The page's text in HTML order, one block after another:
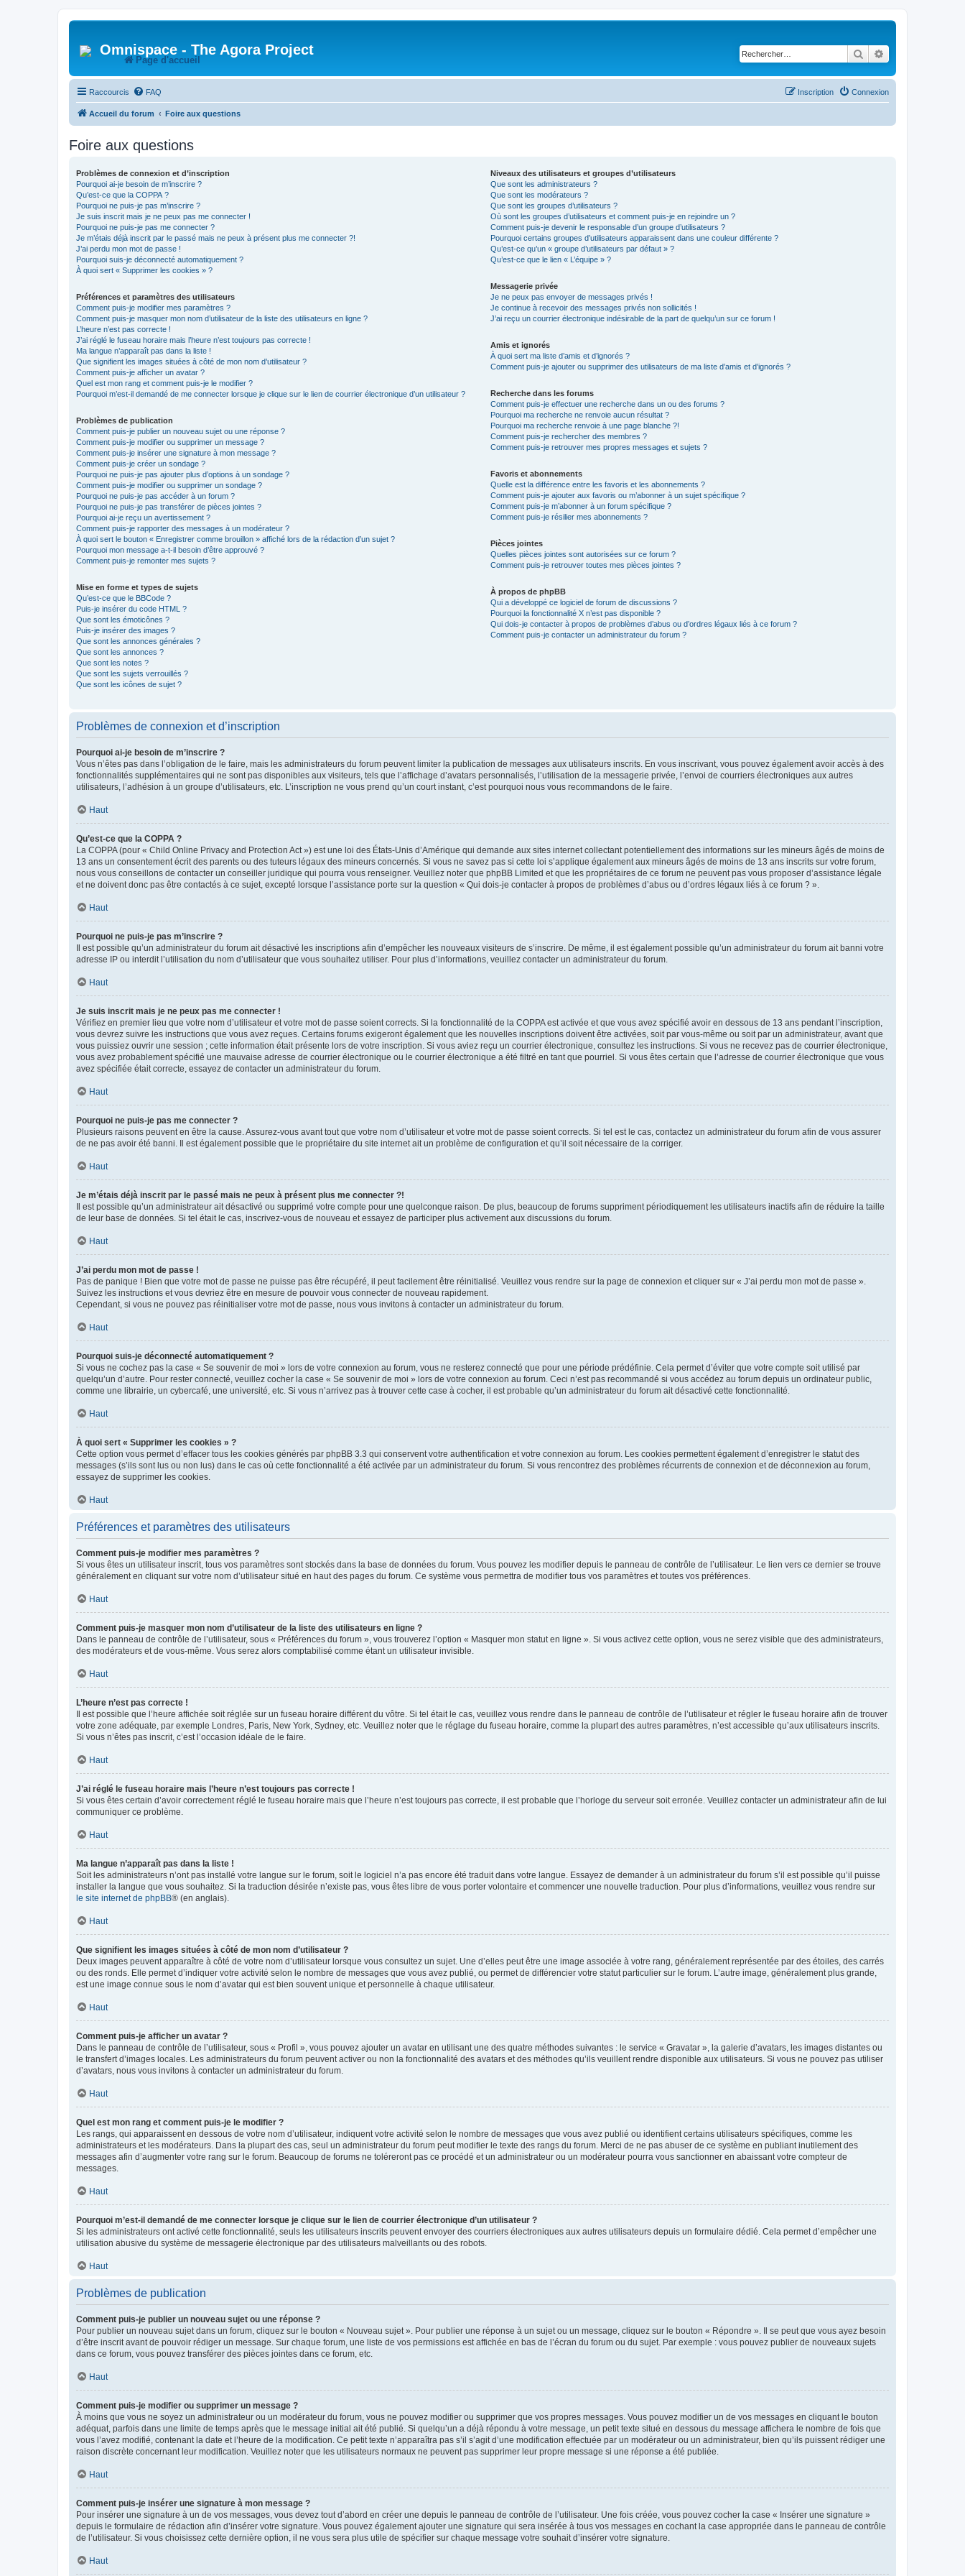
Omnispace - The Agora Project
Page d'accueil
Rechercher
Raccourcis FAQ Connexion
Inscription
Accueil du forum Foire aux questions
Foire aux questions
Problèmes de connexion et d’inscription
Pourquoi ai-je besoin de m’inscrire ?
Qu’est-ce que la COPPA ?
Pourquoi ne puis-je pas m’inscrire ?
Je suis inscrit mais je ne peux pas me connecter !
Pourquoi ne puis-je pas me connecter ?
Je m’étais déjà inscrit par le passé mais ne peux à présent plus me connecter ?!
J’ai perdu mon mot de passe !
Pourquoi suis-je déconnecté automatiquement ?
À quoi sert « Supprimer les cookies » ?
Préférences et paramètres des utilisateurs
Comment puis-je modifier mes paramètres ?
Comment puis-je masquer mon nom d’utilisateur de la liste des utilisateurs en ligne ?
L’heure n’est pas correcte !
J’ai réglé le fuseau horaire mais l’heure n’est toujours pas correcte !
Ma langue n’apparaît pas dans la liste !
Que signifient les images situées à côté de mon nom d’utilisateur ?
Comment puis-je afficher un avatar ?
Quel est mon rang et comment puis-je le modifier ?
Pourquoi m’est-il demandé de me connecter lorsque je clique sur le lien de courrier électronique d’un utilisateur ?
Problèmes de publication
Comment puis-je publier un nouveau sujet ou une réponse ?
Comment puis-je modifier ou supprimer un message ?
Comment puis-je insérer une signature à mon message ?
Comment puis-je créer un sondage ?
Pourquoi ne puis-je pas ajouter plus d’options à un sondage ?
Comment puis-je modifier ou supprimer un sondage ?
Pourquoi ne puis-je pas accéder à un forum ?
Pourquoi ne puis-je pas transférer de pièces jointes ?
Pourquoi ai-je reçu un avertissement ?
Comment puis-je rapporter des messages à un modérateur ?
À quoi sert le bouton « Enregistrer comme brouillon » affiché lors de la rédaction d’un sujet ?
Pourquoi mon message a-t-il besoin d’être approuvé ?
Comment puis-je remonter mes sujets ?
Mise en forme et types de sujets
Qu’est-ce que le BBCode ?
Puis-je insérer du code HTML ?
Que sont les émoticônes ?
Puis-je insérer des images ?
Que sont les annonces générales ?
Que sont les annonces ?
Que sont les notes ?
Que sont les sujets verrouillés ?
Que sont les icônes de sujet ?
Niveaux des utilisateurs et groupes d’utilisateurs
Que sont les administrateurs ?
Que sont les modérateurs ?
Que sont les groupes d’utilisateurs ?
Où sont les groupes d’utilisateurs et comment puis-je en rejoindre un ?
Comment puis-je devenir le responsable d’un groupe d’utilisateurs ?
Pourquoi certains groupes d’utilisateurs apparaissent dans une couleur différente ?
Qu’est-ce qu’un « groupe d’utilisateurs par défaut » ?
Qu’est-ce que le lien « L’équipe » ?
Messagerie privée
Je ne peux pas envoyer de messages privés !
Je continue à recevoir des messages privés non sollicités !
J’ai reçu un courrier électronique indésirable de la part de quelqu’un sur ce forum !
Amis et ignorés
À quoi sert ma liste d’amis et d’ignorés ?
Comment puis-je ajouter ou supprimer des utilisateurs de ma liste d’amis et d’ignorés ?
Recherche dans les forums
Comment puis-je effectuer une recherche dans un ou des forums ?
Pourquoi ma recherche ne renvoie aucun résultat ?
Pourquoi ma recherche renvoie à une page blanche ?!
Comment puis-je rechercher des membres ?
Comment puis-je retrouver mes propres messages et sujets ?
Favoris et abonnements
Quelle est la différence entre les favoris et les abonnements ?
Comment puis-je ajouter aux favoris ou m’abonner à un sujet spécifique ?
Comment puis-je m’abonner à un forum spécifique ?
Comment puis-je résilier mes abonnements ?
Pièces jointes
Quelles pièces jointes sont autorisées sur ce forum ?
Comment puis-je retrouver toutes mes pièces jointes ?
À propos de phpBB
Qui a développé ce logiciel de forum de discussions ?
Pourquoi la fonctionnalité X n’est pas disponible ?
Qui dois-je contacter à propos de problèmes d’abus ou d’ordres légaux liés à ce forum ?
Comment puis-je contacter un administrateur du forum ?
Problèmes de connexion et d’inscription
Pourquoi ai-je besoin de m’inscrire ?
Vous n’êtes pas dans l’obligation de le faire, mais les administrateurs du forum peuvent limiter la publication de messages aux utilisateurs inscrits. En vous inscrivant, vous pouvez également avoir accès à des
fonctionnalités supplémentaires qui ne sont pas disponibles aux visiteurs, tels que l’affichage d’avatars personnalisés, l’utilisation de la messagerie privée, l’envoi de courriers électroniques aux autres
utilisateurs, l’adhésion à un groupe d’utilisateurs, etc. L’inscription ne vous prend qu’un court instant, c’est pourquoi nous vous recommandons de le faire.
Haut
Qu’est-ce que la COPPA ?
La COPPA (pour « Child Online Privacy and Protection Act ») est une loi des États-Unis d’Amérique qui demande aux sites internet collectant potentiellement des informations sur les mineurs âgés de moins de
13 ans un consentement écrit des parents ou des tuteurs légaux des mineurs concernés. Si vous ne savez pas si cette loi s’applique également aux mineurs âgés de moins de 13 ans inscrits sur votre forum,
nous vous conseillons de contacter un conseiller juridique qui pourra vous renseigner. Veuillez noter que phpBB Limited et que les propriétaires de ce forum ne peuvent pas vous proposer d’assistance légale
et ne doivent donc pas être contactés à ce sujet, excepté lorsque l’assistance porte sur la question « Qui dois-je contacter à propos de problèmes d’abus ou d’ordres légaux liés à ce forum ? ».
Haut
Pourquoi ne puis-je pas m’inscrire ?
Il est possible qu’un administrateur du forum ait désactivé les inscriptions afin d’empêcher les nouveaux visiteurs de s’inscrire. De même, il est également possible qu’un administrateur du forum ait banni votre
adresse IP ou interdit l’utilisation du nom d’utilisateur que vous souhaitez utiliser. Pour plus d’informations, veuillez contacter un administrateur du forum.
Haut
Je suis inscrit mais je ne peux pas me connecter !
Vérifiez en premier lieu que votre nom d’utilisateur et votre mot de passe soient corrects. Si la fonctionnalité de la COPPA est activée et que vous avez spécifié avoir en dessous de 13 ans pendant l’inscription,
vous devrez suivre les instructions que vous avez reçues. Certains forums exigeront également que les nouvelles inscriptions doivent être activées, soit par vous-même ou soit par un administrateur, avant que
vous puissiez ouvrir une session ; cette information était présente lors de votre inscription. Si vous aviez reçu un courrier électronique, consultez les instructions. Si vous ne recevez pas de courrier électronique,
vous avez probablement spécifié une mauvaise adresse de courrier électronique ou le courrier électronique a été filtré en tant que pourriel. Si vous êtes certain que l’adresse de courrier électronique que vous
avez spécifiée était correcte, essayez de contacter un administrateur du forum.
Haut
Pourquoi ne puis-je pas me connecter ?
Plusieurs raisons peuvent en être la cause. Assurez-vous avant tout que votre nom d’utilisateur et votre mot de passe soient corrects. Si tel est le cas, contactez un administrateur du forum afin de vous assurer
de ne pas avoir été banni. Il est également possible que le propriétaire du site internet ait un problème de configuration et qu’il soit nécessaire de la corriger.
Haut
Je m’étais déjà inscrit par le passé mais ne peux à présent plus me connecter ?!
Il est possible qu’un administrateur ait désactivé ou supprimé votre compte pour une quelconque raison. De plus, beaucoup de forums suppriment périodiquement les utilisateurs inactifs afin de réduire la taille
de leur base de données. Si tel était le cas, inscrivez-vous de nouveau et essayez de participer plus activement aux discussions du forum.
Haut
J’ai perdu mon mot de passe !
Pas de panique ! Bien que votre mot de passe ne puisse pas être récupéré, il peut facilement être réinitialisé. Veuillez vous rendre sur la page de connexion et cliquer sur « J’ai perdu mon mot de passe ».
Suivez les instructions et vous devriez être en mesure de pouvoir vous connecter de nouveau rapidement.
Cependant, si vous ne pouvez pas réinitialiser votre mot de passe, nous vous invitons à contacter un administrateur du forum.
Haut
Pourquoi suis-je déconnecté automatiquement ?
Si vous ne cochez pas la case « Se souvenir de moi » lors de votre connexion au forum, vous ne resterez connecté que pour une période prédéfinie. Cela permet d’éviter que votre compte soit utilisé par
quelqu’un d’autre. Pour rester connecté, veuillez cocher la case « Se souvenir de moi » lors de votre connexion au forum. Ceci n’est pas recommandé si vous accédez au forum depuis un ordinateur public,
comme une librairie, un cybercafé, une université, etc. Si vous n’arrivez pas à trouver cette case à cocher, il est probable qu’un administrateur du forum ait désactivé cette fonctionnalité.
Haut
À quoi sert « Supprimer les cookies » ?
Cette option vous permet d’effacer tous les cookies générés par phpBB 3.3 qui conservent votre authentification et votre connexion au forum. Les cookies permettent également d’enregistrer le statut des
messages (s’ils sont lus ou non lus) dans le cas où cette fonctionnalité a été activée par un administrateur du forum. Si vous rencontrez des problèmes récurrents de connexion et de déconnexion au forum,
essayez de supprimer les cookies.
Haut
Préférences et paramètres des utilisateurs
Comment puis-je modifier mes paramètres ?
Si vous êtes un utilisateur inscrit, tous vos paramètres sont stockés dans la base de données du forum. Vous pouvez les modifier depuis le panneau de contrôle de l’utilisateur. Le lien vers ce dernier se trouve
généralement en cliquant sur votre nom d’utilisateur situé en haut des pages du forum. Ce système vous permettra de modifier tous vos paramètres et toutes vos préférences.
Haut
Comment puis-je masquer mon nom d’utilisateur de la liste des utilisateurs en ligne ?
Dans le panneau de contrôle de l’utilisateur, sous « Préférences du forum », vous trouverez l’option « Masquer mon statut en ligne ». Si vous activez cette option, vous ne serez visible que des administrateurs,
des modérateurs et de vous-même. Vous serez alors comptabilisé comme étant un utilisateur invisible.
Haut
L’heure n’est pas correcte !
Il est possible que l’heure affichée soit réglée sur un fuseau horaire différent du vôtre. Si tel était le cas, veuillez vous rendre dans le panneau de contrôle de l’utilisateur et régler le fuseau horaire afin de trouver
votre zone adéquate, par exemple Londres, Paris, New York, Sydney, etc. Veuillez noter que le réglage du fuseau horaire, comme la plupart des autres paramètres, n’est accessible qu’aux utilisateurs inscrits.
Si vous n’êtes pas inscrit, c’est l’occasion idéale de le faire.
Haut
J’ai réglé le fuseau horaire mais l’heure n’est toujours pas correcte !
Si vous êtes certain d’avoir correctement réglé le fuseau horaire mais que l’heure n’est toujours pas correcte, il est probable que l’horloge du serveur soit erronée. Veuillez contacter un administrateur afin de lui
communiquer ce problème.
Haut
Ma langue n’apparaît pas dans la liste !
Soit les administrateurs n’ont pas installé votre langue sur le forum, soit le logiciel n’a pas encore été traduit dans votre langue. Essayez de demander à un administrateur du forum s’il est possible qu’il puisse
installer la langue que vous souhaitez. Si la traduction désirée n’existe pas, vous êtes libre de vous porter volontaire et commencer une nouvelle traduction. Pour plus d’informations, veuillez vous rendre sur
le site internet de phpBB® (en anglais).
Haut
Que signifient les images situées à côté de mon nom d’utilisateur ?
Deux images peuvent apparaître à côté de votre nom d’utilisateur lorsque vous consultez un sujet. Une d’elles peut être une image associée à votre rang, généralement représentée par des étoiles, des carrés
ou des ronds. Elle permet d’indiquer votre activité selon le nombre de messages que vous avez publié, ou permet de différencier votre statut particulier sur le forum. L’autre image, généralement plus grande,
est une image connue sous le nom d’avatar qui est bien souvent unique et personnelle à chaque utilisateur.
Haut
Comment puis-je afficher un avatar ?
Dans le panneau de contrôle de l’utilisateur, sous « Profil », vous pouvez ajouter un avatar en utilisant une des quatre méthodes suivantes : le service « Gravatar », la galerie d’avatars, les images distantes ou
le transfert d’images locales. Les administrateurs du forum peuvent activer ou non la fonctionnalité des avatars et des méthodes qu’ils veuillent rendre disponible aux utilisateurs. Si vous ne pouvez pas utiliser
d’avatars, nous vous invitons à contacter un administrateur du forum.
Haut
Quel est mon rang et comment puis-je le modifier ?
Les rangs, qui apparaissent en dessous de votre nom d’utilisateur, indiquent votre activité selon le nombre de messages que vous avez publié ou identifient certains utilisateurs spécifiques, comme les
administrateurs et les modérateurs. Dans la plupart des cas, seul un administrateur du forum peut modifier le texte des rangs du forum. Merci de ne pas abuser de ce système en publiant inutilement des
messages afin d’augmenter votre rang sur le forum. Beaucoup de forums ne toléreront pas ce procédé et un administrateur ou un modérateur pourra vous sanctionner en abaissant votre compteur de
messages.
Haut
Pourquoi m’est-il demandé de me connecter lorsque je clique sur le lien de courrier électronique d’un utilisateur ?
Si les administrateurs ont activé cette fonctionnalité, seuls les utilisateurs inscrits peuvent envoyer des courriers électroniques aux autres utilisateurs depuis un formulaire dédié. Cela permet d’empêcher une
utilisation abusive du système de messagerie électronique par des utilisateurs malveillants ou des robots.
Haut
Problèmes de publication
Comment puis-je publier un nouveau sujet ou une réponse ?
Pour publier un nouveau sujet dans un forum, cliquez sur le bouton « Nouveau sujet ». Pour publier une réponse à un sujet ou un message, cliquez sur le bouton « Répondre ». Il se peut que vous ayez besoin
d’être inscrit avant de pouvoir rédiger un message. Sur chaque forum, une liste de vos permissions est affichée en bas de l’écran du forum ou du sujet. Par exemple : vous pouvez publier de nouveaux sujets
dans ce forum, vous pouvez transférer des pièces jointes dans ce forum, etc.
Haut
Comment puis-je modifier ou supprimer un message ?
À moins que vous ne soyez un administrateur ou un modérateur du forum, vous ne pouvez modifier ou supprimer que vos propres messages. Vous pouvez modifier un de vos messages en cliquant le bouton
adéquat, parfois dans une limite de temps après que le message initial ait été publié. Si quelqu’un a déjà répondu à votre message, un petit texte situé en dessous du message affichera le nombre de fois que
vous l’avez modifié, contenant la date et l’heure de la modification. Ce petit texte n’apparaîtra pas s’il s’agit d’une modification effectuée par un modérateur ou un administrateur, bien qu’ils puissent rédiger une
raison discrète concernant leur modification. Veuillez noter que les utilisateurs normaux ne peuvent pas supprimer leur propre message si une réponse a été publiée.
Haut
Comment puis-je insérer une signature à mon message ?
Pour insérer une signature à un de vos messages, vous devez tout d’abord en créer une depuis le panneau de contrôle de l’utilisateur. Une fois créée, vous pouvez cocher la case « Insérer une signature »
depuis le formulaire de rédaction afin d’insérer votre signature. Vous pouvez également ajouter une signature qui sera insérée à tous vos messages en cochant la case appropriée dans le panneau de contrôle
de l’utilisateur. Si vous choisissez cette dernière option, il ne vous sera plus utile de spécifier sur chaque message votre souhait d’insérer votre signature.
Haut